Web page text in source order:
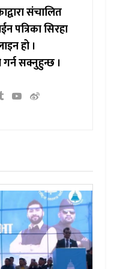
संचालित
पत्रिका सिरहा
हो ।
सक्नुहुन्छ ।